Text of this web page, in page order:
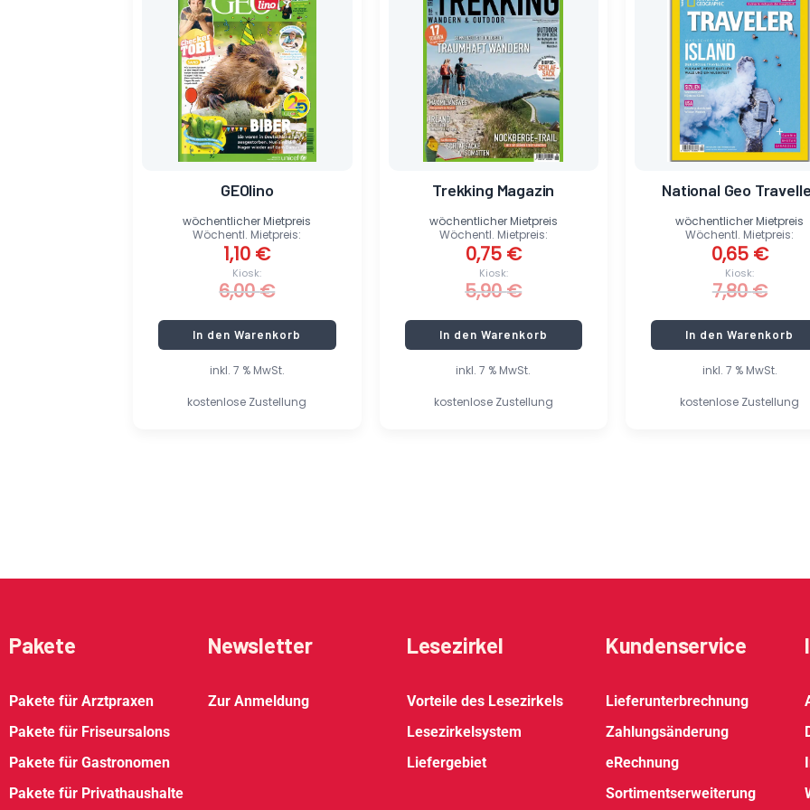
inkl. 7 % MwSt.
kostenlose Zustellung
GEOlino
Kiosk:
6,00€
war:
6,00 €
Wöchentl. Mietpreis:
1,10 €
1,10 €.
wöchentlicher Mietpreis
In den Warenkorb
inkl. 7 % MwSt.
kostenlose Zustellung
Trekking Magazin
Kiosk:
5,90€
war:
5,90 €
Wöchentl. Mietpreis:
0,75 €
0,75 €.
wöchentlicher Mietpreis
In den Warenkorb
inkl. 7 % MwSt.
kostenlose Zustellung
National Geo
Kiosk:
7,80€
7,80 €
Wöchentl. Mietpreis:
0,65 €
0,65 €.
wöchentlicher Mietpreis
In den Warenkorb
Pakete
Pakete für Arztpraxen
Pakete für Friseursalons
Pakete für Gastronomen
Pakete für Privathaushalte
Newsletter
Zur Anmeldung
Lesezirkel
Vorteile des Lesezirkels
Lesezirkelsystem
Liefergebiet
Kundenservice
Lieferunterbrechnung
Zahlungsänderung
eRechnung
Sortimentserweiterung